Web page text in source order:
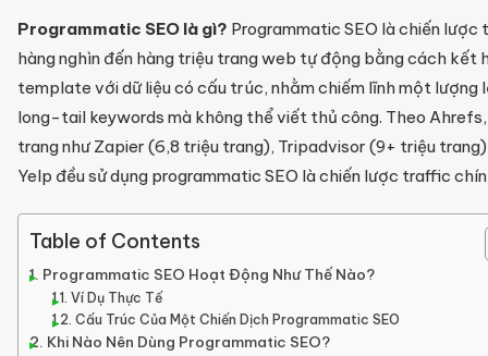
Programmatic SEO là gì? Programmatic SEO là chiến lược
hàng nghìn đến hàng triệu trang web tự động bằng cách kết
template với dữ liệu có cấu trúc, nhằm chiếm lĩnh một lượng
long-tail keywords mà không thể viết thủ công. Theo
trang như Zapier (6,8 triệu trang), Tripadvisor (9+ triệu
Yelp đều sử dụng programmatic SEO là chiến lược traffic
Table of Contents
Programmatic SEO Hoạt Động Như Thế Nào?
Ví Dụ Thực Tế
Cấu Trúc Của Một Chiến Dịch Programmatic SEO
Khi Nào Nên Dùng Programmatic SEO?